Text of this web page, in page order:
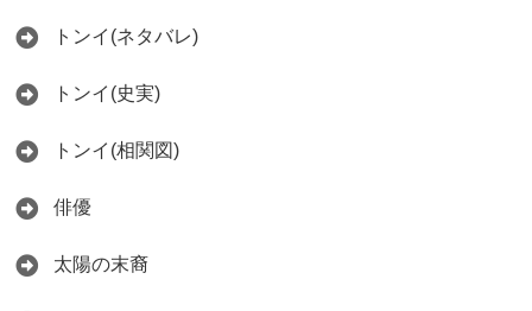
トンイ(ネタバレ)
トンイ(史実)
トンイ(相関図)
俳優
太陽の末裔